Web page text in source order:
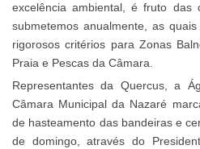
excelência ambiental, é fruto das
submetemos anualmente, as
rigorosos critérios para Zonas
Praia e Pescas da Câmara.
Representantes da Quercus, a
Câmara Municipal da Nazaré
de hasteamento das bandeiras e
de domingo, através do